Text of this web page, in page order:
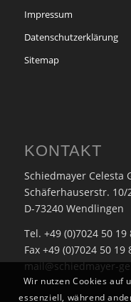
Impressum
Datenschutzerklärung
Sitemap
KONTAKT
Schiedmayer Celesta
Schäferhauserstr. 10/
D-73240 Wendlingen
Tel. +49 (0)7024 50 19
Fax +49 (0)7024 50 19
mail@schiedmayer-
Wir nutzen Cookies auf
essenziell, während